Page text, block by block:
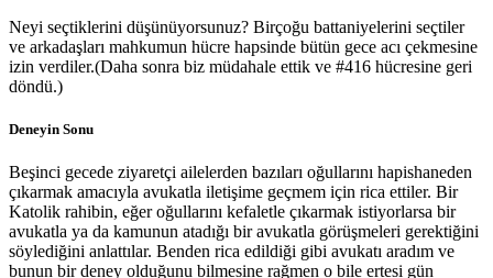
Neyi seçtiklerini düşünüyorsunuz? Birçoğu battaniyelerini seçtiler
ve arkadaşları mahkumun hücre hapsinde bütün gece acı çekmesine
izin verdiler.(Daha sonra biz müdahale ettik ve #416 hücresine geri
döndü.)
Deneyin Sonu
Beşinci gecede ziyaretçi ailelerden bazıları oğullarını hapishaneden
çıkarmak amacıyla avukatla iletişime geçmem için rica ettiler. Bir
Katolik rahibin, eğer oğullarını kefaletle çıkarmak istiyorlarsa bir
avukatla ya da kamunun atadığı bir avukatla görüşmeleri gerektiğini
söylediğini anlattılar. Benden rica edildiği gibi avukatı aradım ve
bunun bir deney olduğunu bilmesine rağmen o bile ertesi gün